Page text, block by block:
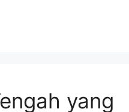
yang